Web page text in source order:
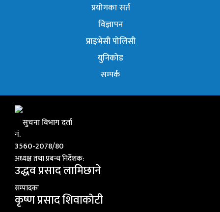
प्रयोगका सर्त
विज्ञापन
प्राइभेसी पोलिसी
युनिकोड
सम्पर्क
सुचना विभाग दर्ता
नं.
3560-2078/80
अध्यक्ष तथा प्रबन्ध निर्देशक:
उद्धव प्रसाद लामिछाने
सम्पादकः
कृष्ण प्रसाद शिवाकाेटी